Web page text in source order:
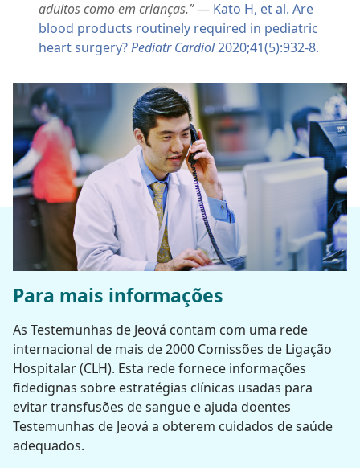
adultos como em crianças.”— Kato H, et al. Are
blood products routinely required in pediatric
heart surgery?Pediatr Cardiol2020;41(5):932-8.
Para mais informações
As Testemunhas de Jeová contam com uma rede
internacional de mais de 2000 Comissões de Ligação
Hospitalar (CLH). Esta rede fornece informações
fidedignas sobre estratégias clínicas usadas para
evitar transfusões de sangue e ajuda doentes
Testemunhas de Jeová a obterem cuidados de saúde
adequados.